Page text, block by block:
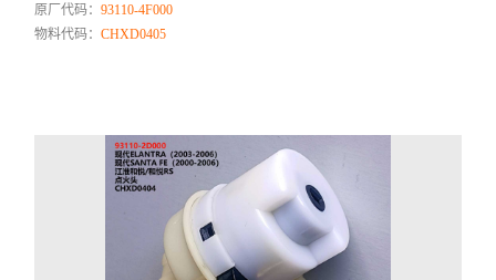
原厂代码：93110-4F000
物料代码：CHXD0405